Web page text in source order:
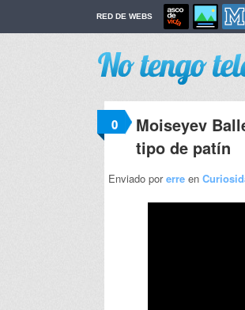
RED DE WEBS
0
Moiseyev
tipo de patín
Enviado porerre en